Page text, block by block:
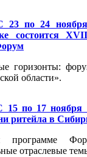
23 по 24
состоится
горизонты:
области».
15 по 17 ноября
ритейла в
программе
отраслевые